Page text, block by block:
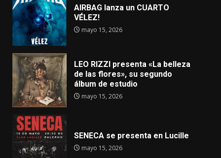
AIRBAG lanza un CUARTO
VÉLEZ!
mayo 15, 2026
LEO RIZZI presenta «La belleza
de las flores», su segundo
álbum de estudio
mayo 15, 2026
SENECA se presenta en Lucille
mayo 15, 2026